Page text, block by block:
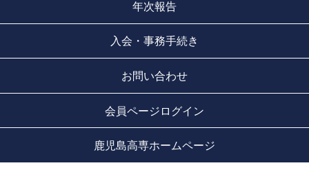
年次報告
入会・事務手続き
お問い合わせ
会員ページログイン
鹿児島高専ホームページ